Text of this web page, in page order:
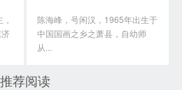
陈海峰，号闲汉，1965年出生于
中国国画之乡之萧县，自幼师
从...
推荐阅读